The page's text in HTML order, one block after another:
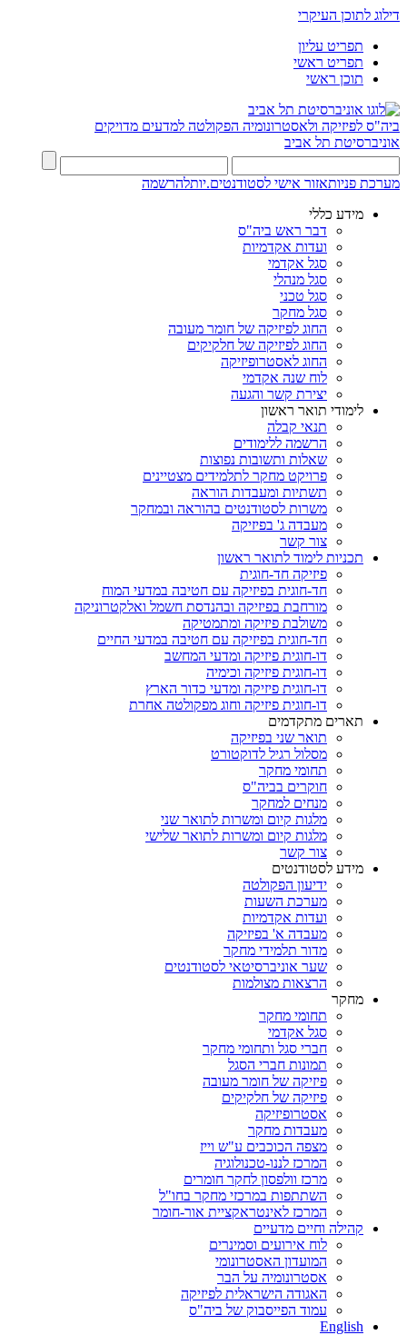
דילוג לתוכן העיקרי
תפריט עליון
תפריט ראשי
תוכן ראשי
ביה"ס לפיזיקה ולאסטרונומיה הפקולטה למדעים מדויקים
אוניברסיטת תל אביב
מערכת פניותאזור אישי לסטודנטים.יותלהרשמה
מידע כללי
דבר ראש ביה"ס
ועדות אקדמיות
סגל אקדמי
סגל מנהלי
סגל טכני
סגל מחקר
החוג לפיזיקה של חומר מעובה
החוג לפיזיקה של חלקיקים
החוג לאסטרופיזיקה
לוח שנה אקדמי
יצירת קשר והגעה
לימודי תואר ראשון
תנאי קבלה
הרשמה ללימודים
שאלות ותשובות נפוצות
פרויקט מחקר לתלמידים מצטיינים
תשתיות ומעבדות הוראה
משרות לסטודנטים בהוראה ובמחקר
מעבדה ג' בפיזיקה
צור קשר
תכניות לימוד לתואר ראשון
פיזיקה חד-חוגית
חד-חוגית בפיזיקה עם חטיבה במדעי המוח
מורחבת בפיזיקה ובהנדסת חשמל ואלקטרוניקה
משולבת פיזיקה ומתמטיקה
חד-חוגית בפיזיקה עם חטיבה במדעי החיים
דו-חוגית פיזיקה ומדעי המחשב
דו-חוגית פיזיקה וכימיה
דו-חוגית פיזיקה ומדעי כדור הארץ
דו-חוגית פיזיקה וחוג מפקולטה אחרת
תארים מתקדמים
תואר שני בפיזיקה
מסלול רגיל לדוקטורט
תחומי מחקר
חוקרים בביה"ס
מנחים למחקר
מלגות קיום ומשרות לתואר שני
מלגות קיום ומשרות לתואר שלישי
צור קשר
מידע לסטודנטים
ידיעון הפקולטה
מערכת השעות
ועדות אקדמיות
מעבדה א' בפיזיקה
מדור תלמידי מחקר
שער אוניברסיטאי לסטודנטים
הרצאות מצולמות
מחקר
תחומי מחקר
סגל אקדמי
חברי סגל ותחומי מחקר
תמונות חברי הסגל
פיזיקה של חומר מעובה
פיזיקה של חלקיקים
אסטרופיזיקה
מעבדות מחקר
מצפה הכוכבים ע"ש וייז
המרכז לננו-טכנולוגיה
מרכז וולפסון לחקר חומרים
השתתפות במרכזי מחקר בחו"ל
המרכז לאינטראקציית אור-חומר
קהילה וחיים מדעיים
לוח אירועים וסמינרים
המועדון האסטרונומי
אסטרונומיה על הבר
האגודה הישראלית לפיזיקה
עמוד הפייסבוק של ביה"ס
English